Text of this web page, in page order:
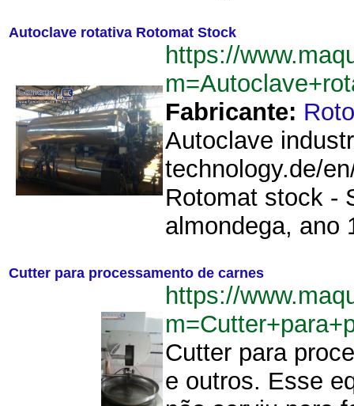
Autoclave rotativa Rotomat Stock
https://
Fabricante:
Autoclave
technology.de/
Rotomat stock -
almondega, ano
Cutter para processamento de carnes
https://
Cutter para
e outros. Esse